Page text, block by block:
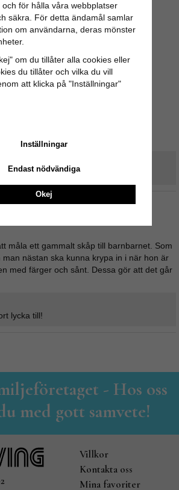
5/5 baserat på2st röster.
:) Allt gott! /Ted
måla ett gammalt skåp till barnbarnet. Som
nästan ska kunna krypa in i när hon är
med färger och sånt. Dessa gör att det går
lycka till!
- Hos oss
med gott samvete!
Villkor
Kontakta oss
Mina favoriter
för hålla våra webbplatser
säkra. För detta ändamål samlar
om användarna, deras mönster
om du tillåter alla cookies eller
du tillåter och vilka du vill
att klicka på "Inställningar"
Inställningar
Endast nödvändiga
Okej